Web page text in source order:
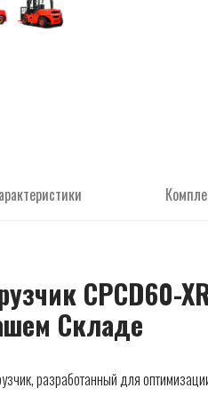
CPCD60-
Складе
разработанный для